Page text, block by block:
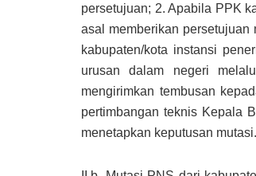
persetujuan; 2. Apabila PPK
asal memberikan persetujuan
kabupaten/kota instansi
urusan dalam negeri
mengirimkan tembusan
pertimbangan teknis Kepala
menetapkan keputusan mutasi.